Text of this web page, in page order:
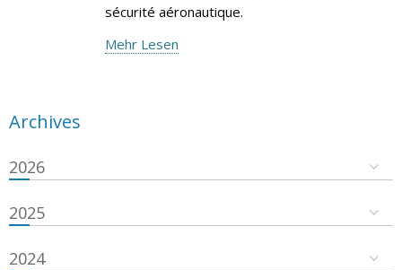
sécurité aéronautique.
Mehr Lesen
Archives
2026
2025
2024